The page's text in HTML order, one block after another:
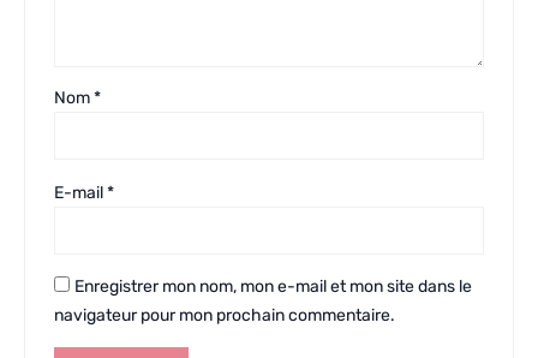
Nom*
E-mail*
Enregistrer mon nom, mon e-mail et mon site dans le
navigateur pour mon prochain commentaire.